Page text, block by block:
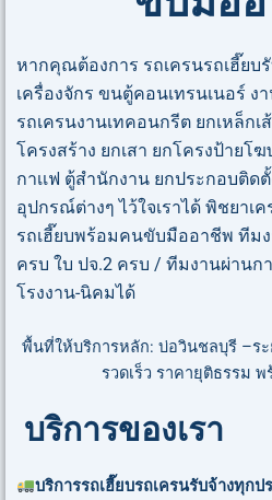
หากคุณต้องการ รถเครนรถเฮี๊ยบ
เครื่องจักร ขนตู้คอนเทรนเนอร์ ง
รถเครนงานเทคอนกรีต ยกเหล็ก
โครงสร้าง ยกเสา ยกโครงป้ายโ
กาเเฟ ตู้สำนักงาน ยกประกอบติด
อุปกรณ์ต่างๆ ไว้ใจเราได้ พิชยาเ
รถเฮี๊ยบพร้อมคนขับมืออาชีพ ทีม
ครบ ใบ ปจ.2 ครบ / ทีมงานผ่านก
โรงงาน-นิคมได้
พื้นที่ให้บริการหลัก: บ่อวินชลบุรี –ร
รวดเร็ว ราคายุติธรรม
บริการของเรา
บริการรถเฮี๊ยบรถเครนรับจ้างทุกป